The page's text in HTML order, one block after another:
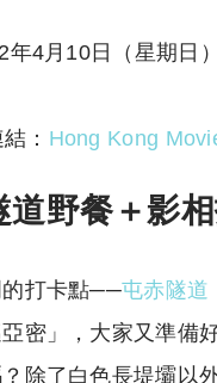
年4月10日（星期日
： Hong Kong
道野餐＋影
的打卡點──屯赤隧道
密」，大家又準備
除了白色長堤壩以